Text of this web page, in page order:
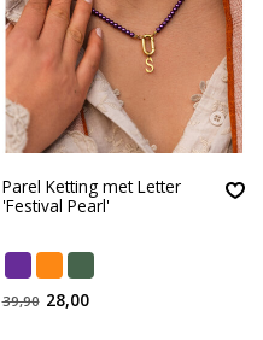
Parel Ketting met Letter
'Festival Pearl'
39,90 28,00